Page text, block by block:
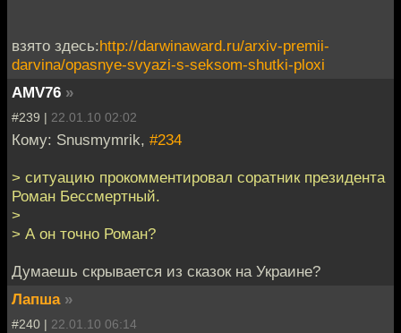
взято здесь:http://darwinaward.ru/arxiv-premii-
darvina/opasnye-svyazi-s-seksom-shutki-ploxi
AMV76 »
#239 | 22.01.10 02:02
Кому: Snusmymrik, #234
> ситуацию прокомментировал соратник президента
Роман Бессмертный.
>
> А он точно Роман?
Думаешь скрывается из сказок на Украине?
Лапша »
#240 | 22.01.10 06:14